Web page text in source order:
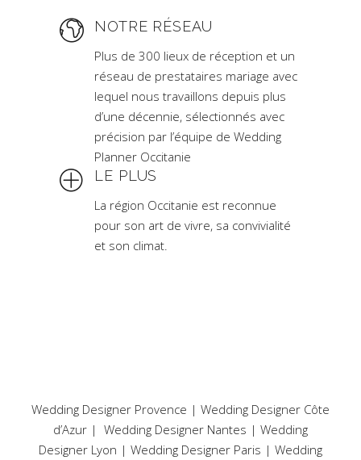
NOTRE RÉSEAU
Plus de 300 lieux de réception et un
réseau de prestataires mariage avec
lequel nous travaillons depuis plus
d’une décennie, sélectionnés avec
précision par l’équipe de Wedding
Planner Occitanie
LE PLUS
La région Occitanie est reconnue
pour son art de vivre, sa convivialité
et son climat.
Wedding Designer Provence | Wedding Designer Côte
d’Azur | Wedding Designer Nantes | Wedding
Designer Lyon | Wedding Designer Paris | Wedding